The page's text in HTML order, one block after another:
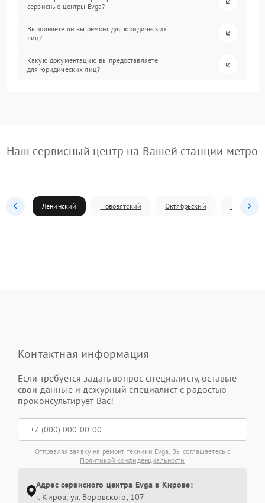
сервисные центры Evga?
Выполняете ли вы ремонт для юридических
лиц?
Какую документацию вы предоставляете
для юридических лиц?
Наш сервисный центр на Вашей станции метро
Ленинский Нововятский Октябрьский
Контактная информация
Если требуется задать вопрос специалисту, оставьте
свои данные и дежурный специалист с радостью
проконсультирует Вас!
Отправляя заявку на ремонт техники Evga, Вы соглашаетесь с
Политикой конфиденциальности
Адрес сервисного центра Evga в Кирове:
г. Киров, ул. Воровского, 107